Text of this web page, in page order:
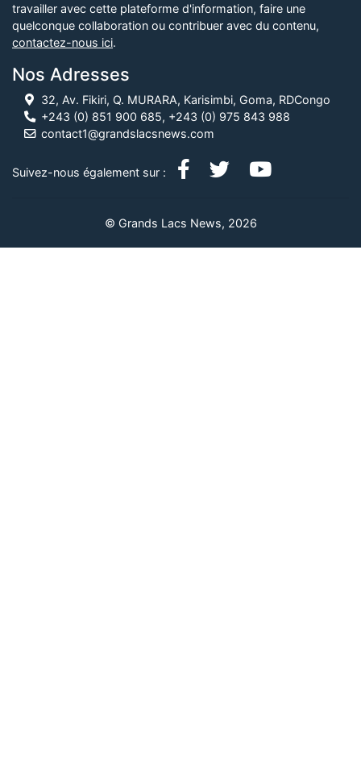
travailler avec cette plateforme d'information, faire une
quelconque collaboration ou contribuer avec du contenu,
contactez-nous ici.
Nos Adresses
32, Av. Fikiri, Q. MURARA, Karisimbi, Goma, RDCongo
+243 (0) 851 900 685, +243 (0) 975 843 988
contact1@grandslacsnews.com
Suivez-nous également sur :
© Grands Lacs News, 2026